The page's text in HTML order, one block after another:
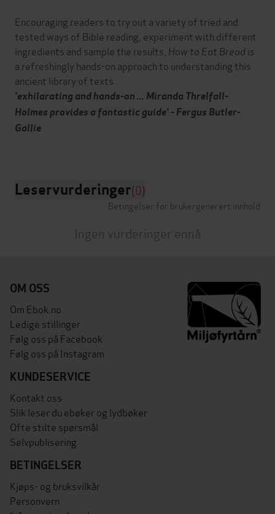
Encouraging readers to try out a variety of tried and
tested ways of Bible reading, experiment with different
ingredients and sample the results, How to Eat Breadis
a refreshingly hands-on approach to understanding this
ancient library of texts.
'exhilarating and hands-on ... Miranda Threlfall-
Holmes provides a fantastic guide' - Fergus Butler-
Gallie
Leservurderinger(0)
Betingelser for brukergenerert innhold
Ingen vurderinger ennå
OM OSS
Om Ebok.no
Ledige stillinger
Følg oss på Facebook
Følg oss på Instagram
KUNDESERVICE
Kontakt oss
Slik leser du ebøker og lydbøker
Ofte stilte spørsmål
Selvpublisering
BETINGELSER
Kjøps- og bruksvilkår
Personvern